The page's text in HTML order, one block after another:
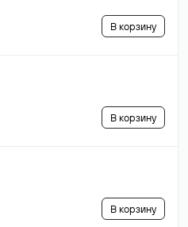
В корзину
В корзину
В корзину